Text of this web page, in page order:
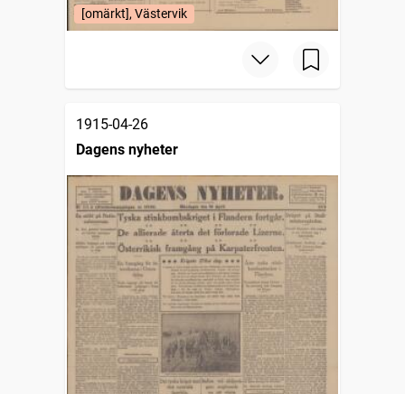
[omärkt], Västervik
1915-04-26
Dagens nyheter